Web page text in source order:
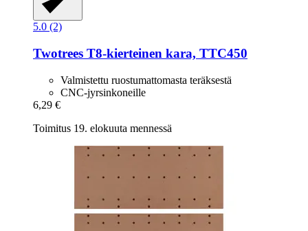
5.0 (2)
Twotrees T8-​kierteinen kara, TTC450
Valmistettu ruostumattomasta teräksestä
CNC-jyrsinkoneille
6,29 €
Toimitus 19. elokuuta mennessä